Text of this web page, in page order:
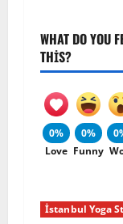
WHAT DO YOU
THIS?
0%
Love
0%
Funny
İstanbul Yoga